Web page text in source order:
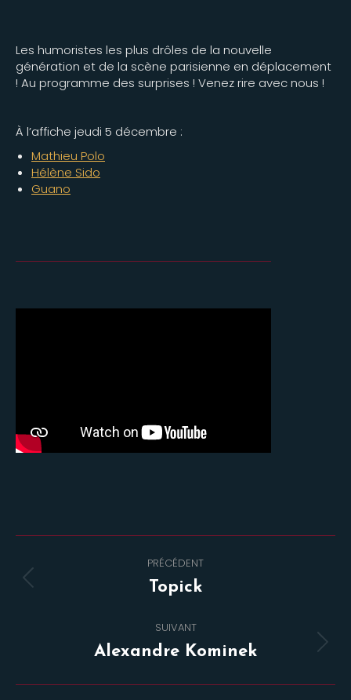
Les humoristes les plus drôles de la nouvelle
génération et de la scène parisienne en déplacement
! Au programme des surprises ! Venez rire avec nous !
À l’affiche jeudi 5 décembre :
Mathieu Polo
Hélène Sido
Guano
de
commentaire
PRÉCÉDENT
Onglet
Topick
SUIVANT
Projets
Alexandre Kominek